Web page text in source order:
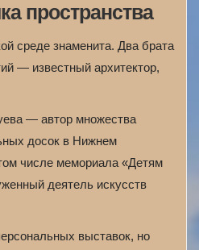
пространства
среде знаменита. Два брата
— известный архитектор,
— автор множества
досок в Нижнем
числе мемориала «Детям
деятель искусств
выставок, но